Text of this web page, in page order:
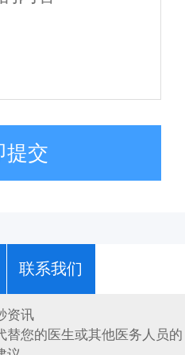
提交
联系我们
资讯
替您的医生或其他医务人员的